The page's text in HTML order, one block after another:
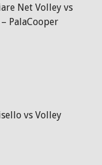
Net Volley vs
PalaCooper
vs Volley